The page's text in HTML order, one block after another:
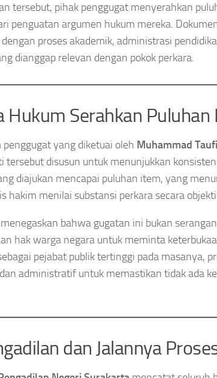
tersebut, pihak penggugat menyerahkan
penguatan argumen hukum mereka.
proses akademik, administrasi
dianggap relevan dengan pokok perkara.
Hukum Serahkan Puluhan
penggugat yang diketuai oleh Muhammad
tersebut disusun untuk menunjukkan
diajukan mencapai puluhan item, yang
hakim menilai substansi perkara secara
bahwa gugatan ini bukan
hak warga negara untuk meminta
pejabat publik tertinggi pada masanya,
administratif untuk memastikan tidak ada
dan Jalannya